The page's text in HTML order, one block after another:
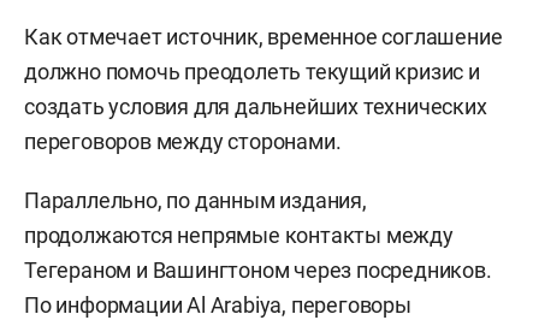
Как отмечает источник, временное соглашение
должно помочь преодолеть текущий кризис и
создать условия для дальнейших технических
переговоров между сторонами.
Параллельно, по данным издания,
продолжаются непрямые контакты между
Тегераном и Вашингтоном через посредников.
По информации Al Arabiya, переговоры